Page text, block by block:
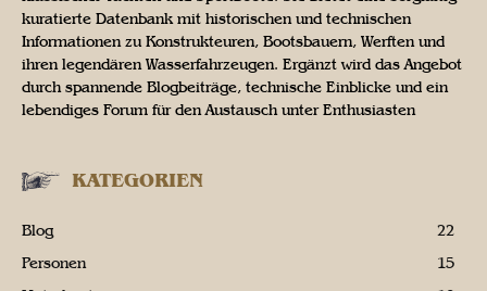
kuratierte Datenbank mit historischen und technischen
Informationen zu Konstrukteuren, Bootsbauern, Werften und
ihren legendären Wasserfahrzeugen. Ergänzt wird das Angebot
durch spannende Blogbeiträge, technische Einblicke und ein
lebendiges Forum für den Austausch unter Enthusiasten
KATEGORIEN
Blog
22
Personen
15